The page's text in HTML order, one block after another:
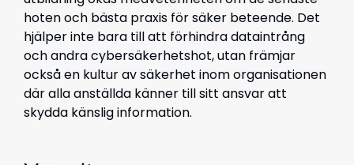
hoten och bästa praxis för säker beteende. Det
hjälper inte bara till att förhindra dataintrång
och andra cybersäkerhetshot, utan främjar
också en kultur av säkerhet inom organisationen
där alla anställda känner till sitt ansvar att
skydda känslig information.